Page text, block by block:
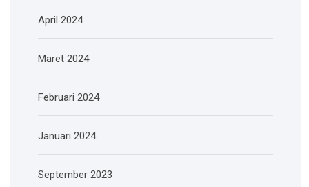
April 2024
Maret 2024
Februari 2024
Januari 2024
September 2023